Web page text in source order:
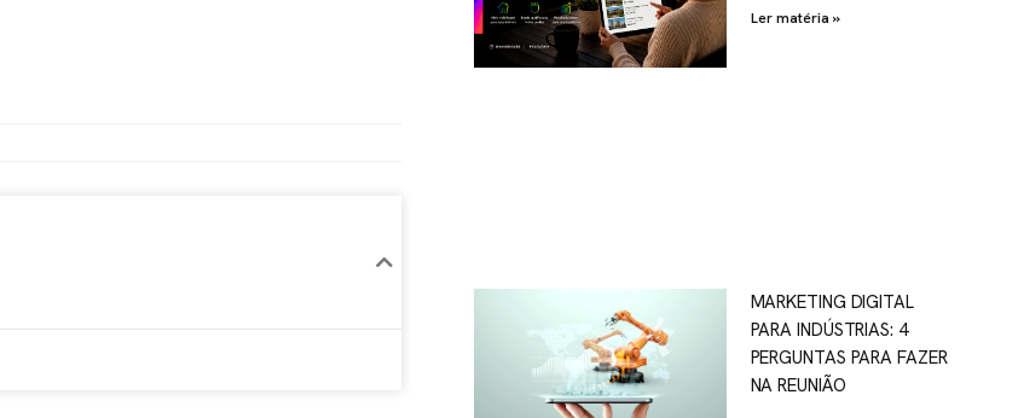
Ler matéria »
MARKETING DIGITAL
PARA INDÚSTRIAS: 4
PERGUNTAS PARA FAZER
NA REUNIÃO